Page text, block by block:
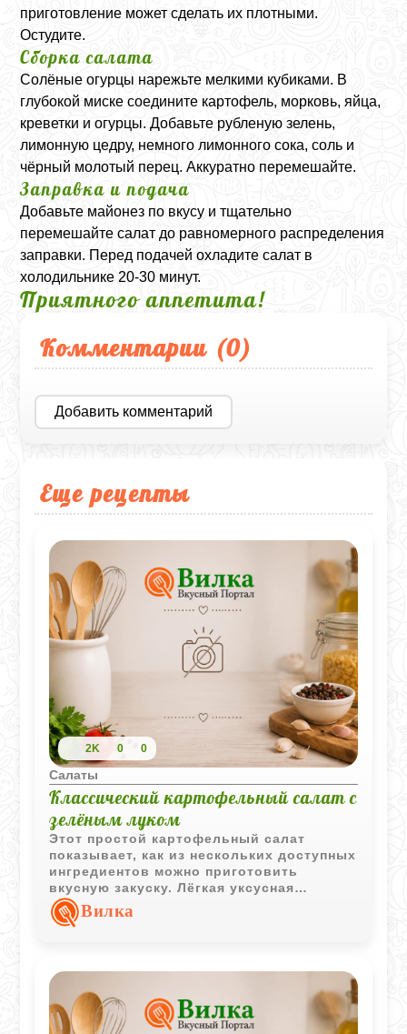
приготовление может сделать их плотными.
Остудите.
Сборка салата
Солёные огурцы нарежьте мелкими кубиками. В
глубокой миске соедините картофель, морковь, яйца,
креветки и огурцы. Добавьте рубленую зелень,
лимонную цедру, немного лимонного сока, соль и
чёрный молотый перец. Аккуратно перемешайте.
Заправка и подача
Добавьте майонез по вкусу и тщательно
перемешайте салат до равномерного распределения
заправки. Перед подачей охладите салат в
холодильнике 20-30 минут.
Приятного аппетита!
Комментарии (0)
Добавить комментарий
Еще рецепты
2K 0 0
Салаты
Классический картофельный салат с
зелёным луком
Этот простой картофельный салат
показывает, как из нескольких доступных
ингредиентов можно приготовить
вкусную закуску. Лёгкая уксусная
заправка подчёркивает вкус картофеля, а
свежая зелень добавляет яркие нотки.
Вилка